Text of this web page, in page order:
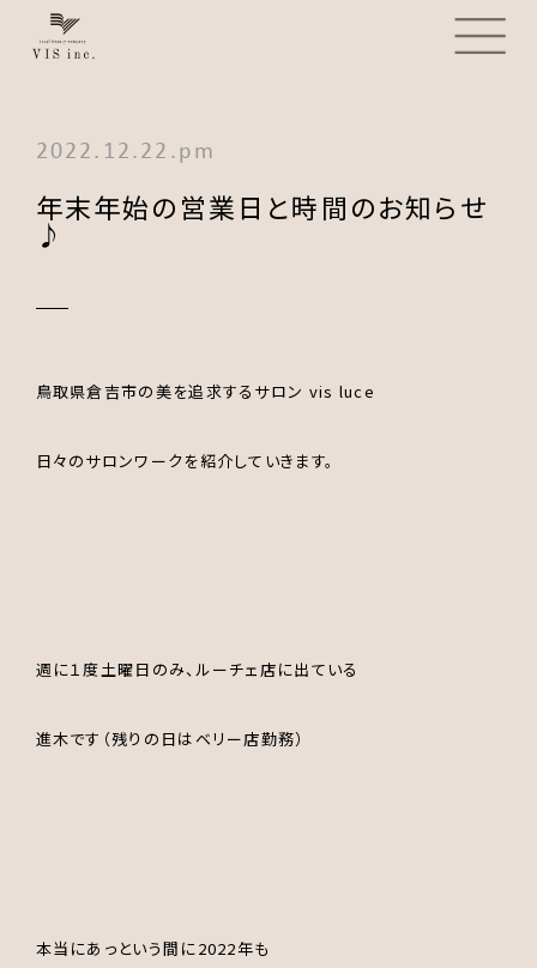
2022.12.22.pm
年末年始の営業日と時間のお知らせ
♪
鳥取県倉吉市の美を追求するサロン vis luce
日々のサロンワークを紹介していきます。
週に１度土曜日のみ、ルーチェ店に出ている
進木です（残りの日はベリー店勤務）
本当にあっという間に2022年も